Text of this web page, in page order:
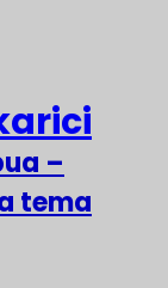
–
tema